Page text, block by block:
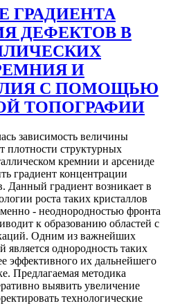
ГРАДИЕНТА
ДЕФЕКТОВ В
И
С ПОМОЩЬЮ
ТОПОГРАФИИ
зависимость величины
плотности структурных
кремнии и арсениде
градиент концентрации
Данный градиент возникает в
роста таких кристаллов
- неоднородностью фронта
к образованию областей с
Одним из важнейших
является однородность таких
эффективного их дальнейшего
Предлагаемая методика
выявить увеличение
технологические